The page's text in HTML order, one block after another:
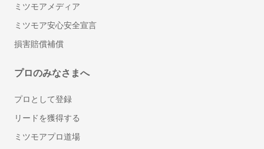
畳の張り替え・交換
キッチンのリフォーム
防水工事
手すり取り付け
断熱工事（窓・床・壁）
物件の原状回復
ミツモアメディア
ミツモア安心安全宣言
損害賠償補償
プロのみなさまへ
プロとして登録
リードを獲得する
ミツモアプロ道場